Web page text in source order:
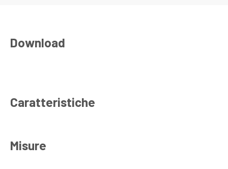
Download
Caratteristiche
Misure